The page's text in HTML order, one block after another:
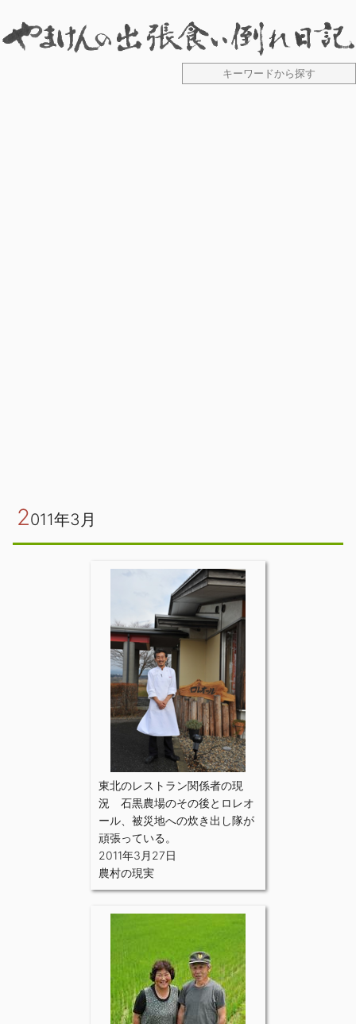
2011年3月
東北のレストラン関係者の現
況 石黒農場のその後とロレオ
ール、被災地への炊き出し隊が
頑張っている。
2011年3月27日
農村の現実